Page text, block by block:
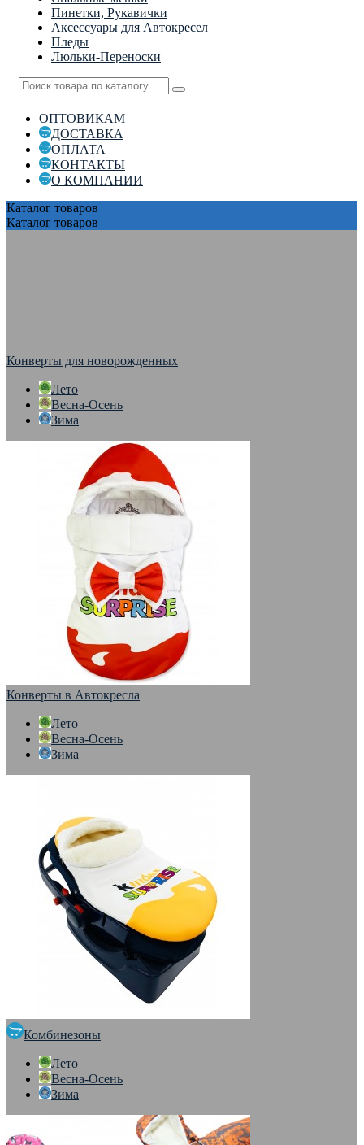
Пинетки, Рукавички
Аксессуары для Автокресел
Пледы
Люльки-Переноски
ОПТОВИКАМ
ДОСТАВКА
ОПЛАТА
КОНТАКТЫ
О КОМПАНИИ
Каталог товаров
Каталог товаров
Конверты для новорожденных
Лето
Весна-Осень
Зима
Конверты в Автокресла
Лето
Весна-Осень
Зима
Комбинезоны
Лето
Весна-Осень
Зима